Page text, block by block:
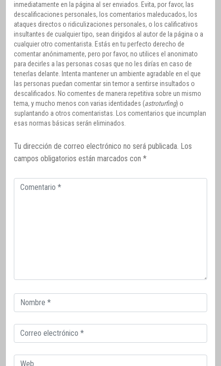
inmediatamente en la página al ser enviados. Evita, por favor, las
descalificaciones personales, los comentarios maleducados, los
ataques directos o ridiculizaciones personales, o los calificativos
insultantes de cualquier tipo, sean dirigidos al autor de la página o a
cualquier otro comentarista. Estás en tu perfecto derecho de
comentar anónimamente, pero por favor, no utilices el anonimato
para decirles a las personas cosas que no les dirías en caso de
tenerlas delante. Intenta mantener un ambiente agradable en el que
las personas puedan comentar sin temor a sentirse insultados o
descalificados. No comentes de manera repetitiva sobre un mismo
tema, y mucho menos con varias identidades (astroturfing) o
suplantando a otros comentaristas. Los comentarios que incumplan
esas normas básicas serán eliminados.
Tu dirección de correo electrónico no será publicada. Los
campos obligatorios están marcados con *
Comentario
Correo
electrónico
Correo
electrónico
Web